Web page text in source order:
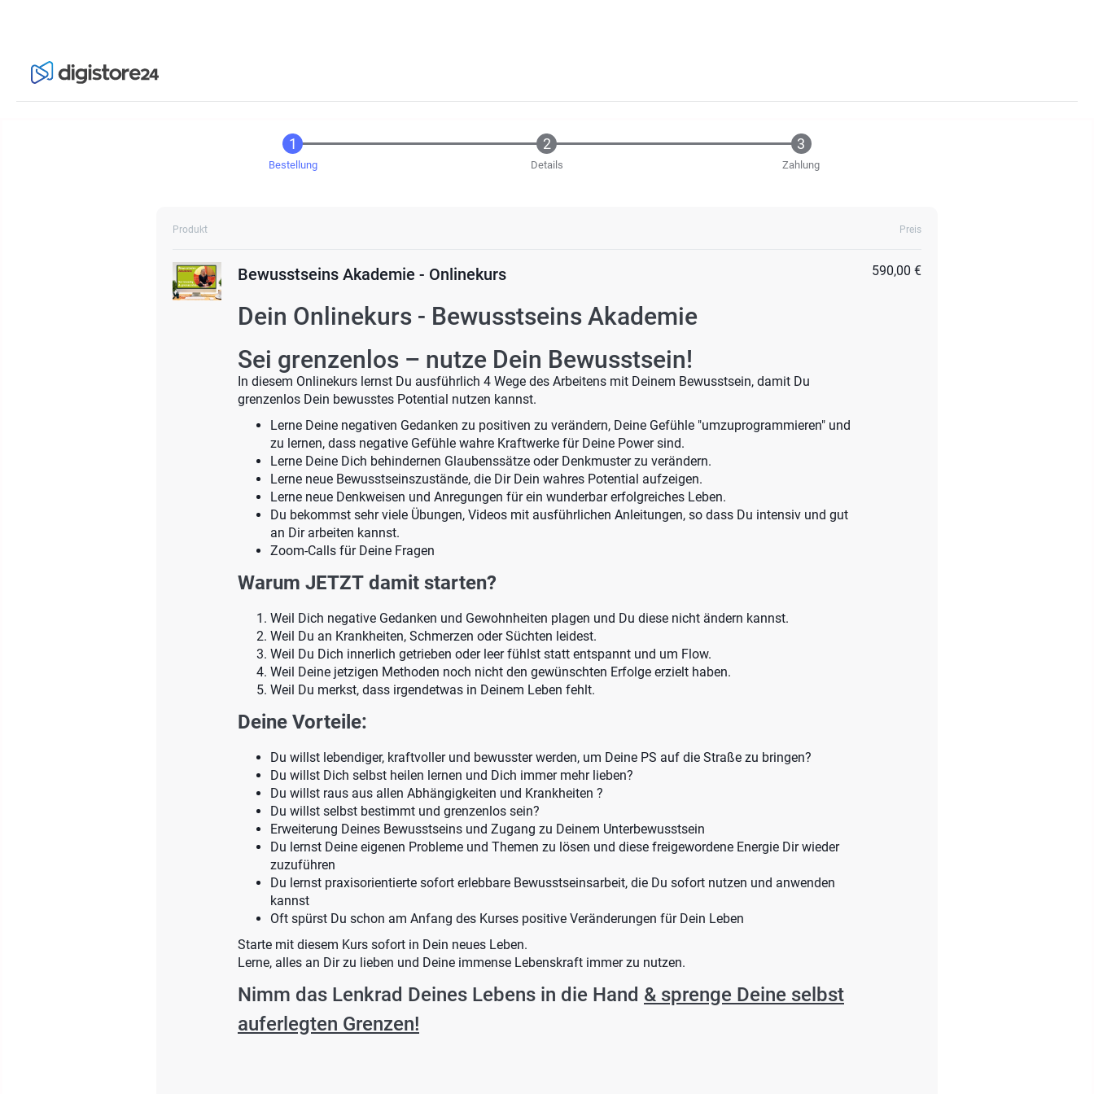
Bestellung Details Zahlung
Produkt Preis
Bewusstseins Akademie - Onlinekurs
Dein Onlinekurs - Bewusstseins Akademie
Sei grenzenlos – nutze Dein Bewusstsein!
In diesem Onlinekurs lernst Du ausführlich 4 Wege des Arbeitens mit Deinem Bewusstsein, damit Du
grenzenlos Dein bewusstes Potential nutzen kannst.
Lerne Deine negativen Gedanken zu positiven zu verändern, Deine Gefühle "umzuprogrammieren" und
zu lernen, dass negative Gefühle wahre Kraftwerke für Deine Power sind.
Lerne Deine Dich behindernen Glaubenssätze oder Denkmuster zu verändern.
Lerne neue Bewusstseinszustände, die Dir Dein wahres Potential aufzeigen.
Lerne neue Denkweisen und Anregungen für ein wunderbar erfolgreiches Leben.
Du bekommst sehr viele Übungen, Videos mit ausführlichen Anleitungen, so dass Du intensiv und gut
an Dir arbeiten kannst.
Zoom-Calls für Deine Fragen
Warum JETZT damit starten?
Weil Dich negative Gedanken und Gewohnheiten plagen und Du diese nicht ändern kannst.
Weil Du an Krankheiten, Schmerzen oder Süchten leidest.
Weil Du Dich innerlich getrieben oder leer fühlst statt entspannt und um Flow.
Weil Deine jetzigen Methoden noch nicht den gewünschten Erfolge erzielt haben.
Weil Du merkst, dass irgendetwas in Deinem Leben fehlt.
Deine Vorteile:
Du willst lebendiger, kraftvoller und bewusster werden, um Deine PS auf die Straße zu bringen?
Du willst Dich selbst heilen lernen und Dich immer mehr lieben?
Du willst raus aus allen Abhängigkeiten und Krankheiten ?
Du willst selbst bestimmt und grenzenlos sein?
Erweiterung Deines Bewusstseins und Zugang zu Deinem Unterbewusstsein
Du lernst Deine eigenen Probleme und Themen zu lösen und diese freigewordene Energie Dir wieder
zuzuführen
Du lernst praxisorientierte sofort erlebbare Bewusstseinsarbeit, die Du sofort nutzen und anwenden
kannst
Oft spürst Du schon am Anfang des Kurses positive Veränderungen für Dein Leben
Starte mit diesem Kurs sofort in Dein neues Leben.
Lerne, alles an Dir zu lieben und Deine immense Lebenskraft immer zu nutzen.
Nimm das Lenkrad Deines Lebens in die Hand & sprenge Deine selbst
auferlegten Grenzen!
590,00 €